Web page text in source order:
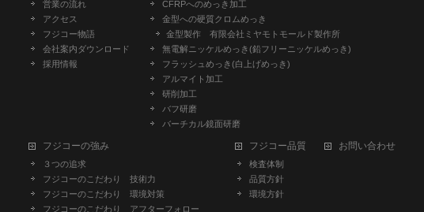
営業の流れ
アクセス
フジコー物語
会社案内ダウンロード
採用情報
CFRPへのめっき加工
金型への硬質クロムめっき
金型製作 有限会社ミヤモトモールド製作所
無電解ニッケルめっき(鉛フリーニッケルめっき)
フラッシュめっき(白上げめっき)
アルマイト加工
研削加工
バフ研磨
バーチカル鏡面研磨
フジコーの強み
３つの追求
フジコーのこだわり 技術力
フジコーのこだわり 環境対策
フジコーのこだわり アフターフォロー
フジコー品質
検査体制
品質方針
環境方針
お問い合わせ